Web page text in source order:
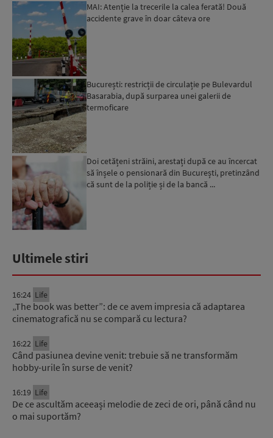
MAI: Atenție la trecerile la calea ferată! Două
accidente grave în doar câteva ore
București: restricții de circulație pe Bulevardul
Basarabia, după surparea unei galerii de
termoficare
Doi cetățeni străini, arestați după ce au încercat
să înșele o pensionară din București, pretinzând
că sunt de la poliție și de la bancă ...
Ultimele stiri
16:24 Life
„The book was better”: de ce avem impresia că adaptarea
cinematografică nu se compară cu lectura?
16:22 Life
Când pasiunea devine venit: trebuie să ne transformăm
hobby-urile în surse de venit?
16:19 Life
De ce ascultăm aceeași melodie de zeci de ori, până când nu
o mai suportăm?